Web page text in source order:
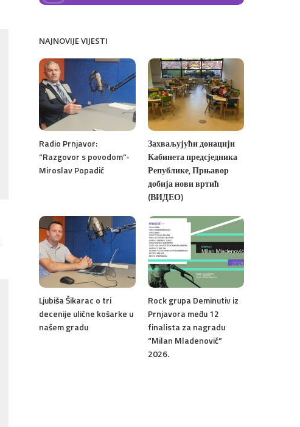
NAJNOVIJE VIJESTI
Radio Prnjavor:
“Razgovor s povodom”-
Miroslav Popadić
Захваљујући донацији
Кабинета предсједника
Републике, Прњавор
добија нови вртић
(ВИДЕО)
Ljubiša Šikarac o tri
decenije ulične košarke u
našem gradu
Rock grupa Deminutiv iz
Prnjavora među 12
finalista za nagradu
“Milan Mladenović”
2026.